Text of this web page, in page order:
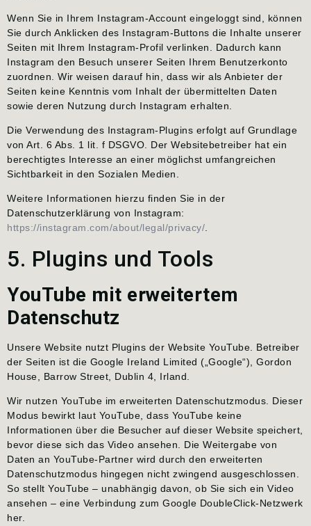
Wenn Sie in Ihrem Instagram-Account eingeloggt sind, können
Sie durch Anklicken des Instagram-Buttons die Inhalte unserer
Seiten mit Ihrem Instagram-Profil verlinken. Dadurch kann
Instagram den Besuch unserer Seiten Ihrem Benutzerkonto
zuordnen. Wir weisen darauf hin, dass wir als Anbieter der
Seiten keine Kenntnis vom Inhalt der übermittelten Daten
sowie deren Nutzung durch Instagram erhalten.
Die Verwendung des Instagram-Plugins erfolgt auf Grundlage
von Art. 6 Abs. 1 lit. f DSGVO. Der Websitebetreiber hat ein
berechtigtes Interesse an einer möglichst umfangreichen
Sichtbarkeit in den Sozialen Medien.
Weitere Informationen hierzu finden Sie in der
Datenschutzerklärung von Instagram:
https://instagram.com/about/legal/privacy/.
5. Plugins und Tools
YouTube mit erweitertem
Datenschutz
Unsere Website nutzt Plugins der Website YouTube. Betreiber
der Seiten ist die Google Ireland Limited („Google“), Gordon
House, Barrow Street, Dublin 4, Irland.
Wir nutzen YouTube im erweiterten Datenschutzmodus. Dieser
Modus bewirkt laut YouTube, dass YouTube keine
Informationen über die Besucher auf dieser Website speichert,
bevor diese sich das Video ansehen. Die Weitergabe von
Daten an YouTube-Partner wird durch den erweiterten
Datenschutzmodus hingegen nicht zwingend ausgeschlossen.
So stellt YouTube – unabhängig davon, ob Sie sich ein Video
ansehen – eine Verbindung zum Google DoubleClick-Netzwerk
her.